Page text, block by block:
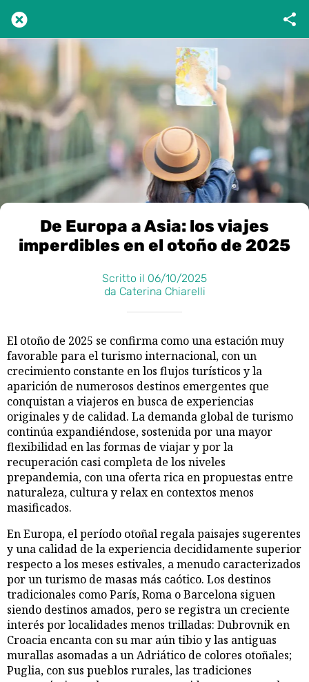
De Europa a Asia: los viajes
imperdibles en el otoño de 2025​​​​​​​​​​​​​​​​
Scritto il 06/10/2025
da Caterina Chiarelli
El otoño de 2025 se confirma como una estación muy
favorable para el turismo internacional, con un
crecimiento constante en los flujos turísticos y la
aparición de numerosos destinos emergentes que
conquistan a viajeros en busca de experiencias
originales y de calidad. La demanda global de turismo
continúa expandiéndose, sostenida por una mayor
flexibilidad en las formas de viajar y por la
recuperación casi completa de los niveles
prepandemia, con una oferta rica en propuestas entre
naturaleza, cultura y relax en contextos menos
masificados.
En Europa, el período otoñal regala paisajes sugerentes
y una calidad de la experiencia decididamente superior
respecto a los meses estivales, a menudo caracterizados
por un turismo de masas más caótico. Los destinos
tradicionales como París, Roma o Barcelona siguen
siendo destinos amados, pero se registra un creciente
interés por localidades menos trilladas: Dubrovnik en
Croacia encanta con su mar aún tibio y las antiguas
murallas asomadas a un Adriático de colores otoñales;
Puglia, con sus pueblos rurales, las tradiciones